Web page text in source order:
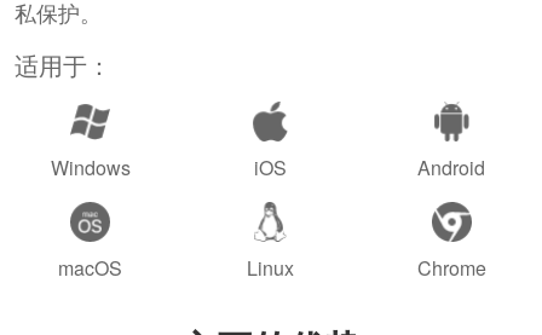
私保护。
适用于：
Windows iOS Android
macOS Linux Chrome